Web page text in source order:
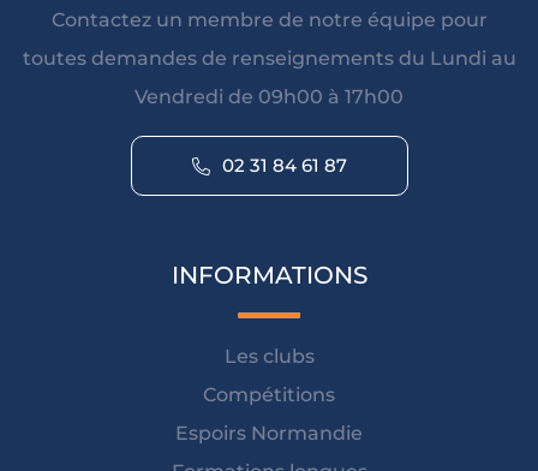
Contactez un membre de notre équipe pour
toutes demandes de renseignements du Lundi au
Vendredi de 09h00 à 17h00
02 31 84 61 87
INFORMATIONS
Les clubs
Compétitions
Espoirs Normandie